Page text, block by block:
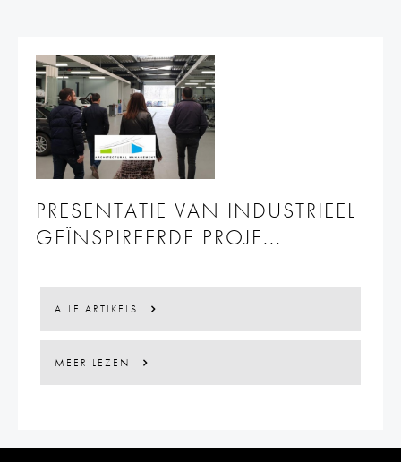
PRESENTATIE VAN INDUSTRIEEL
GEÏNSPIREERDE PROJE...
ALLE ARTIKELS
MEER LEZEN